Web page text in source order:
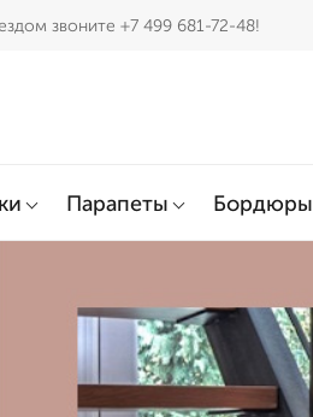
звоните +7 499 681-72-48!
Парапеты Бордюры